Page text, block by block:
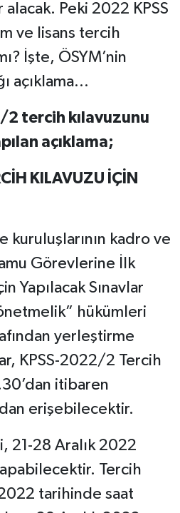
Peki 2022 KPSS
ve lisans tercih
İşte, ÖSYM’nin
açıklama…
2 tercih kılavuzunu
açıklama;
KILAVUZU İÇİN
kuruluşlarının kadro ve
Görevlerine İlk
Yapılacak Sınavlar
hükümleri
yerleştirme
KPSS-2022/2 Tercih
itibaren
erişebilecektir.
21-28 Aralık 2022
Tercih
tarihinde saat